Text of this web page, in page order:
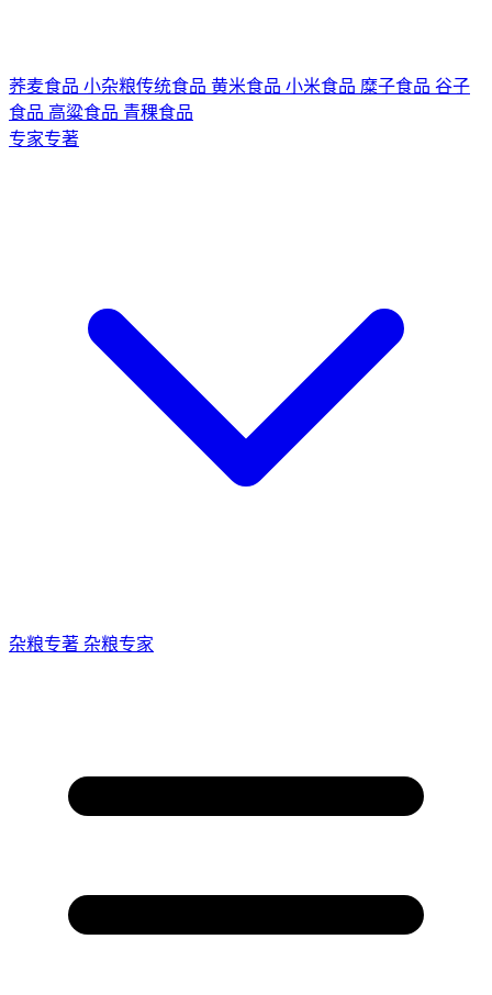
荞麦食品 小杂粮传统食品 黄米食品 小米食品 糜子食品 谷子
食品 高粱食品 青稞食品
专家专著
杂粮专著 杂粮专家